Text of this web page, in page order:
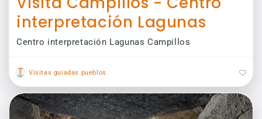
interpretación Lagunas
Centro interpretación Lagunas Campillos
Visitas guiadas pueblos